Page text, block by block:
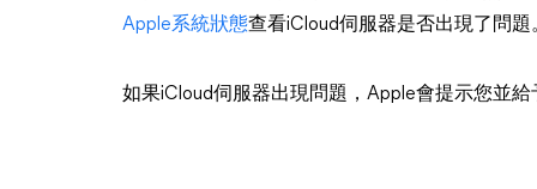
Apple系統狀態查看iCloud伺服器是否出現了問題
如果iCloud伺服器出現問題，Apple會提示您並給